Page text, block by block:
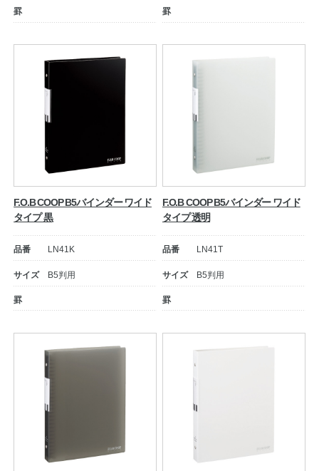
罫 罫
F.O.B COOP B5バインダー ワイド
タイプ 黒
品番 LN41K
サイズ B5判用
罫
F.O.B COOP B5バインダー ワイド
タイプ 透明
品番 LN41T
サイズ B5判用
罫